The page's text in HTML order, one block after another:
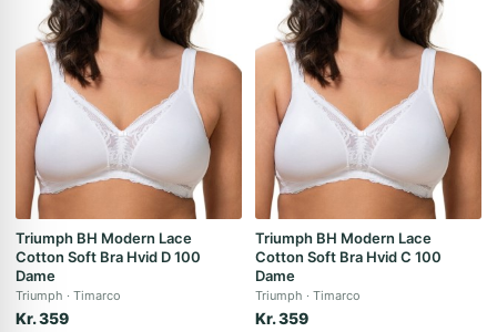
Triumph BH Modern Lace
Cotton Soft Bra Hvid D 100
Dame
Triumph Timarco
Kr. 359
Triumph BH Modern Lace
Cotton Soft Bra Hvid C 100
Dame
Triumph Timarco
Kr. 359